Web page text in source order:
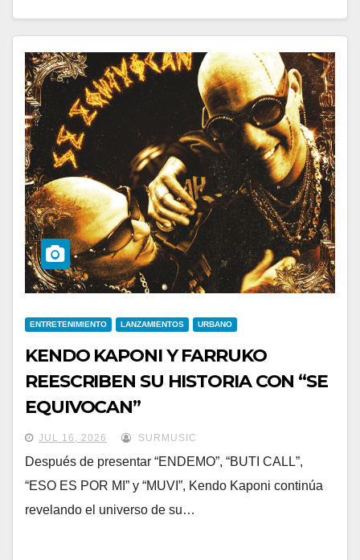
ENTRETENIMIENTO LANZAMIENTOS URBANO
KENDO KAPONI Y FARRUKO
REESCRIBEN SU HISTORIA CON “SE
EQUIVOCAN”
JUL 16, 2026 SURMUSIC
Después de presentar “ENDEMO”, “BUTI CALL”,
“ESO ES POR MI” y “MUVI”, Kendo Kaponi continúa
revelando el universo de su…